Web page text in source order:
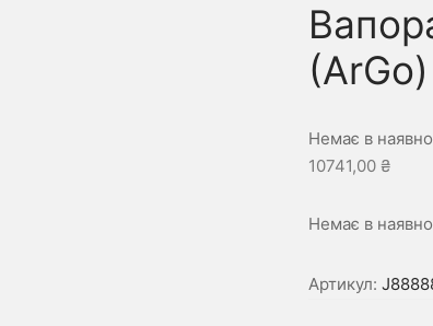
(ArGo)
Немає в
10741,00 ₴
Немає в
Артикул: